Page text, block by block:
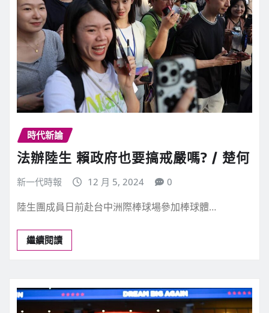
時代新論
法辦陸生 賴政府也要搞戒嚴嗎? / 楚何
新一代時報 12 月 5, 2024 0
陸生團成員日前赴台中洲際棒球場參加棒球體…
繼續閱讀